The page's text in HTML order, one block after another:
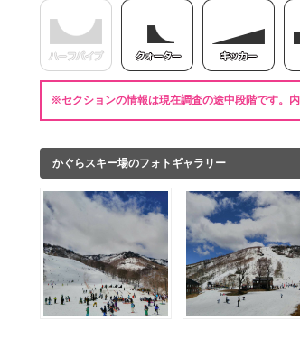
※セクションの情報は現在調査の途中段階です。
かぐらスキー場のフォトギャラリー